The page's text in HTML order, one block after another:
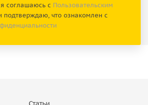
соглашаюсь с Пользовательским
подтверждаю, что ознакомлен с